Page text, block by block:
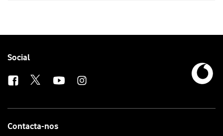
Follow
Social
Contacta-nos